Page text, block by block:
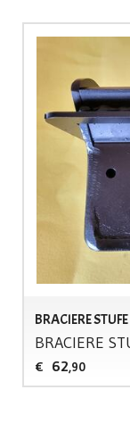
BRACIERE
BRACIERE
€ 62,90